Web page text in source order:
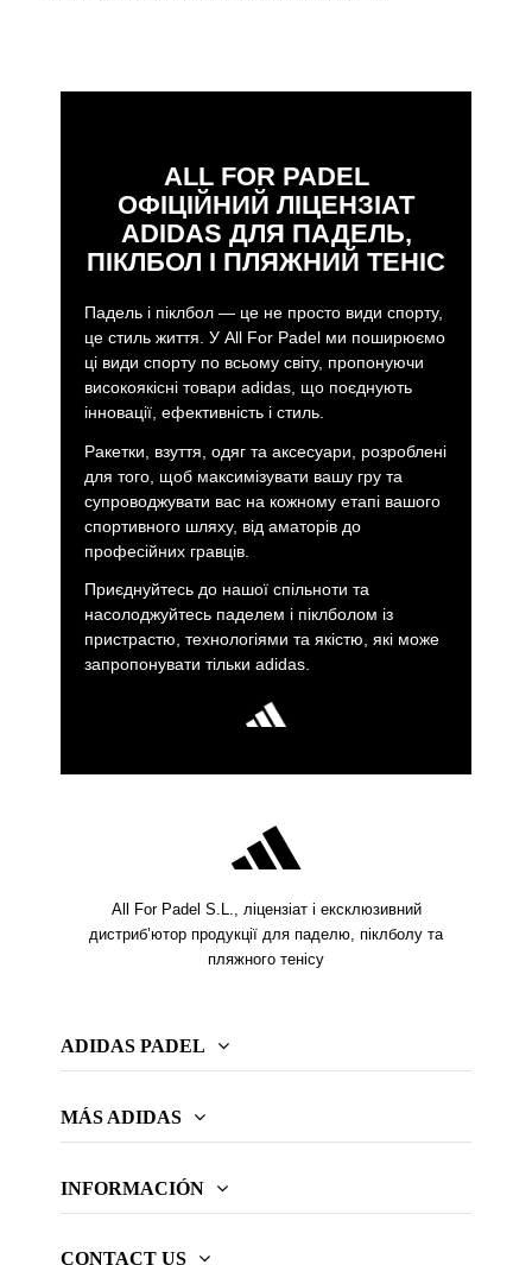
ALL FOR PADEL
ОФІЦІЙНИЙ ЛІЦЕНЗІАТ
ADIDAS ДЛЯ ПАДЕЛЬ,
ПІКЛБОЛ І ПЛЯЖНИЙ ТЕНІС
Падель і піклбол — це не просто види спорту,
це стиль життя. У All For Padel ми поширюємо
ці види спорту по всьому світу, пропонуючи
високоякісні товари adidas, що поєднують
інновації, ефективність і стиль.
Ракетки, взуття, одяг та аксесуари, розроблені
для того, щоб максимізувати вашу гру та
супроводжувати вас на кожному етапі вашого
спортивного шляху, від аматорів до
професійних гравців.
Приєднуйтесь до нашої спільноти та
насолоджуйтесь паделем і піклболом із
пристрастю, технологіями та якістю, які може
запропонувати тільки adidas.
All For Padel S.L., ліцензіат і ексклюзивний
дистриб’ютор продукції для паделю, піклболу та
пляжного тенісу
ADIDAS PADEL
MÁS ADIDAS
INFORMACIÓN
CONTACT US